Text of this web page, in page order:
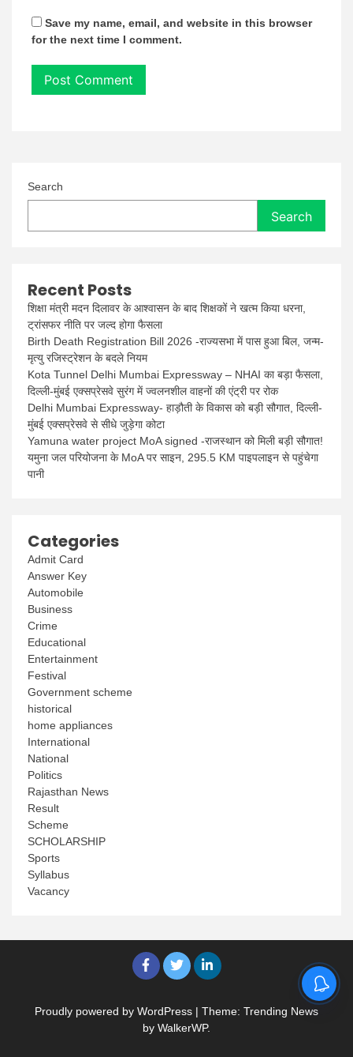
Save my name, email, and website in this browser
for the next time I comment.
Search
Search
Recent Posts
शिक्षा मंत्री मदन दिलावर के आश्वासन के बाद शिक्षकों ने खत्म किया धरना,
ट्रांसफर नीति पर जल्द होगा फैसला
Birth Death Registration Bill 2026 -राज्यसभा में पास हुआ बिल, जन्म-
मृत्यु रजिस्ट्रेशन के बदले नियम
Kota Tunnel Delhi Mumbai Expressway – NHAI का बड़ा फैसला,
दिल्ली-मुंबई एक्सप्रेसवे सुरंग में ज्वलनशील वाहनों की एंट्री पर रोक
Delhi Mumbai Expressway- हाड़ौती के विकास को बड़ी सौगात, दिल्ली-
मुंबई एक्सप्रेसवे से सीधे जुड़ेगा कोटा
Yamuna water project MoA signed -राजस्थान को मिली बड़ी सौगात!
यमुना जल परियोजना के MoA पर साइन, 295.5 KM पाइपलाइन से पहुंचेगा
पानी
Categories
Admit Card
Answer Key
Automobile
Business
Crime
Educational
Entertainment
Festival
Government scheme
historical
home appliances
International
National
Politics
Rajasthan News
Result
Scheme
SCHOLARSHIP
Sports
Syllabus
Vacancy
Proudly powered by WordPress | Theme: Trending News
by WalkerWP.